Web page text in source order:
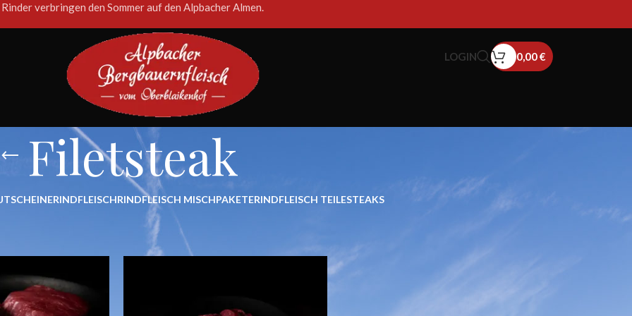
verbringen den Sommer auf den Alpbacher Almen.
LOGIN 0,00€
Filetsteak
RINDFLEISCHRINDFLEISCH MISCHPAKETERINDFLEISCH TEILESTEAKS